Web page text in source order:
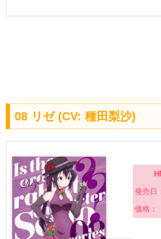
08 リゼ (CV: 種田梨沙)
発売日
価格：